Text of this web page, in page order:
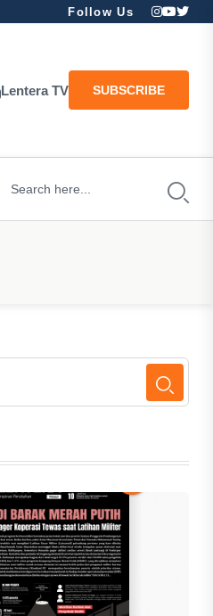
Follow Us
Lentera TV SUBSCRIBE